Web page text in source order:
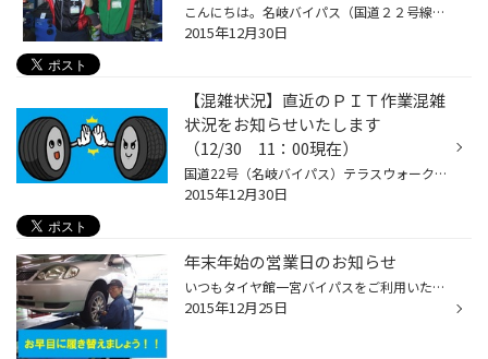
こんにちは。名岐バイパス（国道２２号線沿い）のテラスウォークさん・ヤマダ電機さんのすぐ近くのタイヤ館一宮バイパス店です。 今年の仕事納めを済まされ年末年始休暇に入られた方も多いのではないでしょうか。 あっという間の一年でしたね。 『細ーく長生きできますように』という願いを込めて食...
2015年12月30日
【混雑状況】直近のＰＩＴ作業混雑
状況をお知らせいたします
（12/30 11：00現在）
国道22号（名岐バイパス）テラスウォークさん近くのタイヤ館一宮バイパス店です。 １２月３０日 １１：００現在の直近のＰＩＴ作業混雑状況をお知らせいたします。 タイヤをご注文いただきお取付けがまだの方、タイヤクロークサービスご利用のお客様は お早目に作業日程のご連絡をお願いいたします...
2015年12月30日
年末年始の営業日のお知らせ
いつもタイヤ館一宮バイパスをご利用いただき誠にありがとうございます。 年末年始の営業についてお知らせいたします。 ２０１５年は１２月２９日（火）まで通常営業、３０日（水）が年内最後の営業日になります。（最終日にご注文いただいた商品で、当店に在庫が無い場合のお取付は１/４以降になる...
2015年12月25日